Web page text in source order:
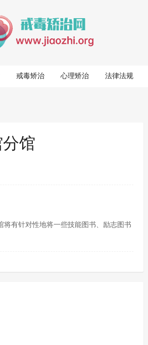
戒毒矫治 心理矫治 法律法规
馆
有针对性地将一些技能图书、励志图书